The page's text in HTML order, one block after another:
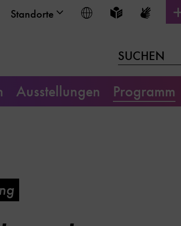
Standorte Sprache wählen
Leichte Sprache
SUCHEN
Ausstellungen Programm